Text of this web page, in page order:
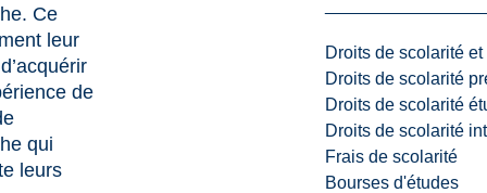
Droits de scolarité
Droits de scolarité
Droits de scolarité
Droits de scolarité
Frais de scolarité
Bourses d'études
Ce
leur
de
qui
leurs